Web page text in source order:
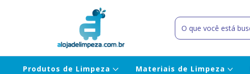
Produtos de Limpeza Materiais de Limpeza